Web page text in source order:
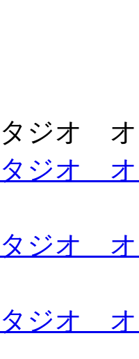
ジオ
ジオ オ
ジオ
ジオ